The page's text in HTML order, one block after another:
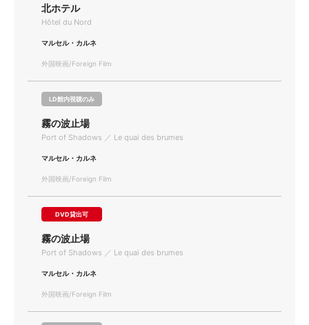
北ホテル
Hôtel du Nord
マルセル・カルネ
外国映画/Foreign Film
LD館内視聴のみ
霧の波止場
Port of Shadows ／ Le quai des brumes
マルセル・カルネ
外国映画/Foreign Film
DVD貸出可
霧の波止場
Port of Shadows ／ Le quai des brumes
マルセル・カルネ
外国映画/Foreign Film